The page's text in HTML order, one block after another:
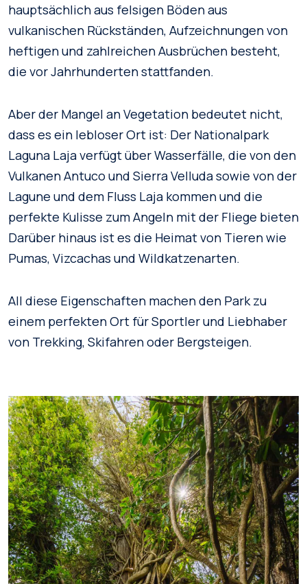
hauptsächlich aus felsigen Böden aus
vulkanischen Rückständen, Aufzeichnungen von
heftigen und zahlreichen Ausbrüchen besteht,
die vor Jahrhunderten stattfanden.
Aber der Mangel an Vegetation bedeutet nicht,
dass es ein lebloser Ort ist: Der Nationalpark
Laguna Laja verfügt über Wasserfälle, die von den
Vulkanen Antuco und Sierra Velluda sowie von der
Lagune und dem Fluss Laja kommen und die
perfekte Kulisse zum Angeln mit der Fliege bieten
Darüber hinaus ist es die Heimat von Tieren wie
Pumas, Vizcachas und Wildkatzenarten.
All diese Eigenschaften machen den Park zu
einem perfekten Ort für Sportler und Liebhaber
von Trekking, Skifahren oder Bergsteigen.